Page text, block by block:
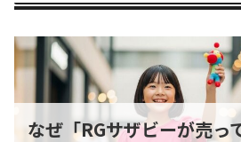
なぜ「RGサザビーが売っ